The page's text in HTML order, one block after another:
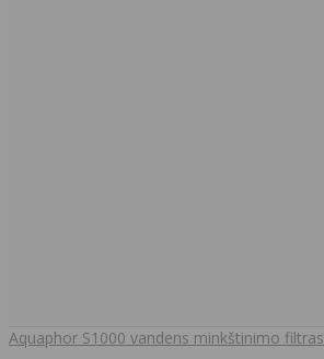
Aquaphor S1000 vandens minkštinimo filtras